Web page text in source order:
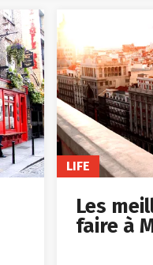
LIFE
Les
faire à